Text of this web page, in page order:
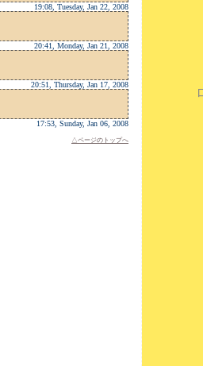
19:08, Tuesday, Jan 22, 2008
20:41, Monday, Jan 21, 2008
20:51, Thursday, Jan 17, 2008
17:53, Sunday, Jan 06, 2008
△ページのトップへ